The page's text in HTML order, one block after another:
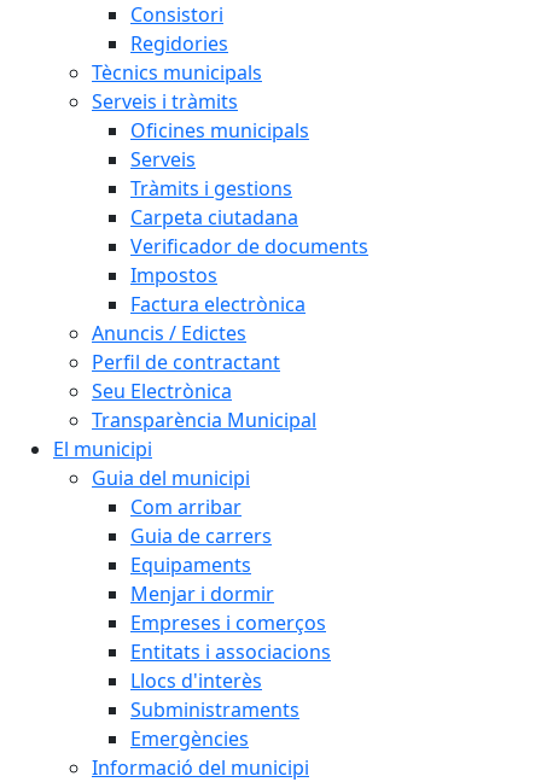
Consistori
Regidories
Tècnics municipals
Serveis i tràmits
Oficines municipals
Serveis
Tràmits i gestions
Carpeta ciutadana
Verificador de documents
Impostos
Factura electrònica
Anuncis / Edictes
Perfil de contractant
Seu Electrònica
Transparència Municipal
El municipi
Guia del municipi
Com arribar
Guia de carrers
Equipaments
Menjar i dormir
Empreses i comerços
Entitats i associacions
Llocs d'interès
Subministraments
Emergències
Informació del municipi